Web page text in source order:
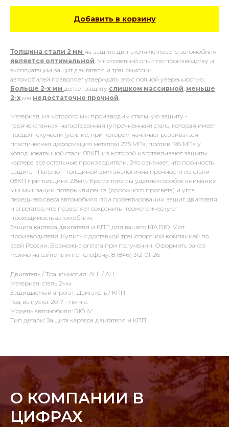
Добавить в корзину
Толщина стали 2 мм на защите двигателя легкового автомобиля
является оптимальной. Многолетний опыт по производству и
эксплуатации защит двигателя и трансмиссии
автомобилей позволяет утверждать это с полной уверенностью.
Больше 2-х мм делает защиту слишком массивной, меньше
2-х мм недостаточно прочной.
Материал, из которого мы производим стальную защиту -
горячекатанная нагартованная (упрочненная) сталь, которая имеет
предел текучести (усилие, при котором начинает развиваться
пластическая деформация металла) 275 МПа, против 196 МПа у
холоднокатанной стали 08КП, из которой изготавливают защиты
картера все остальные производители. Это означает, что прочность
защиты "Патриот" толщиной 2мм аналогична прочности из стали
08КП при толщине 2,8мм. Кроме того мы уделяем особое внимание
минимизации потерь клиренса (дорожного просвета) и угла
переднего свеса автомобиля при проектировании защит двигателя
и агрегатов, что позволяет сохранить "геометрическую"
проходимость автомобиля.
Защита картера двигателя и КПП для вашего KIA RIO IV от
производителя. Купить с доставкой транспортной компанией по
всей России. Возможна оплата при получении. Оформить заказ
можно на сайте или по телефону: 8 (846) 312-01-26
Двигатель / Трансмиссия: ALL / ALL
Материал: сталь 2мм
Защищаемый агрегат: Двигатель / КПП
Год выпуска: 2017 - по н.в.
Модель автомобиля: RIO IV
Тип детали: Защита картера двигателя и КПП
О КОМПАНИИ В
ЦИФРАХ